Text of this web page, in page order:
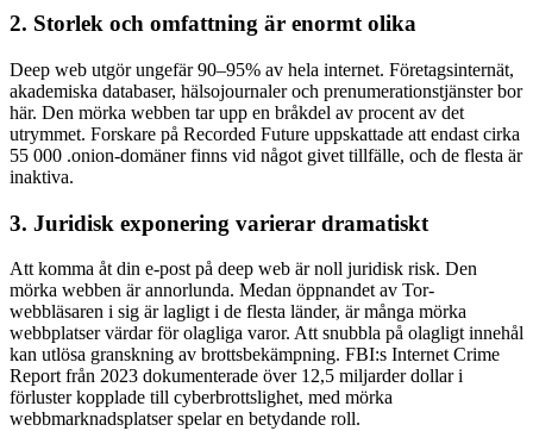
2. Storlek och omfattning är enormt olika
Deep web utgör ungefär 90–95% av hela internet. Företagsinternät,
akademiska databaser, hälsojournaler och prenumerationstjänster bor
här. Den mörka webben tar upp en bråkdel av procent av det
utrymmet. Forskare på Recorded Future uppskattade att endast cirka
55 000 .onion-domäner finns vid något givet tillfälle, och de flesta är
inaktiva.
3. Juridisk exponering varierar dramatiskt
Att komma åt din e-post på deep web är noll juridisk risk. Den
mörka webben är annorlunda. Medan öppnandet av Tor-
webbläsaren i sig är lagligt i de flesta länder, är många mörka
webbplatser värdar för olagliga varor. Att snubbla på olagligt innehål
kan utlösa granskning av brottsbekämpning. FBI:s Internet Crime
Report från 2023 dokumenterade över 12,5 miljarder dollar i
förluster kopplade till cyberbrottslighet, med mörka
webbmarknadsplatser spelar en betydande roll.